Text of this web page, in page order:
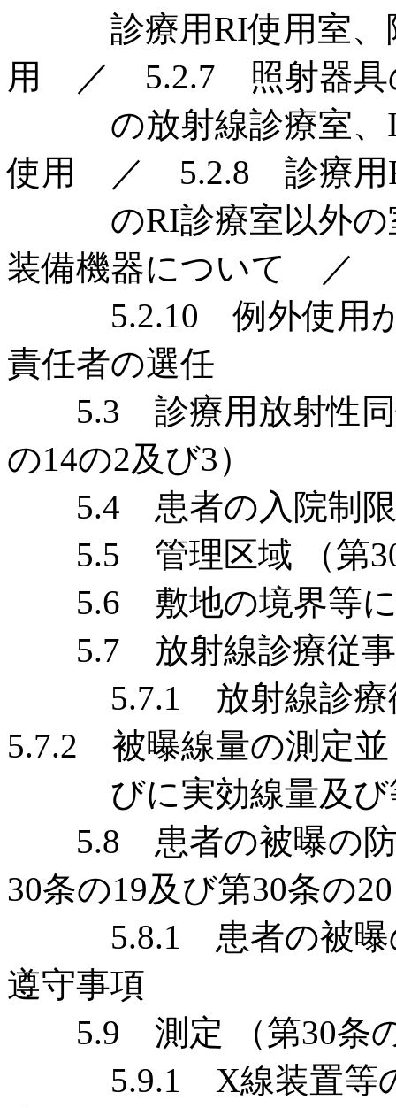
診療用RI使用室、陽
用 ／ 5.2.7 照射器具
の放射線診療室、
使用 ／ 5.2.8 診療用
のRI診療室以外の
装備機器について ／
5.2.10 例外使用が
責任者の選任
5.3 診療用放射性同
の14の2及び3）
5.4 患者の入院制限
5.5 管理区域 （第30
5.6 敷地の境界等に
5.7 放射線診療従事
5.7.1 放射線診療
5.7.2 被曝線量の測定並
びに実効線量及び
5.8 患者の被曝の防
30条の19及び第30条の
5.8.1 患者の被曝
遵守事項
5.9 測定 （第30条の
5.9.1 X線装置等